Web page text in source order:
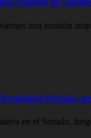
reunión de
una reunión
Privada,
en el Senado,